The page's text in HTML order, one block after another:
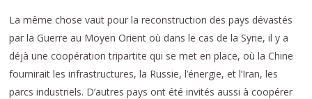
La même chose vaut pour la reconstruction des pays dévastés
par la Guerre au Moyen Orient où dans le cas de la Syrie, il y a
déjà une coopération tripartite qui se met en place, où la Chine
fournirait les infrastructures, la Russie, l’énergie, et l’Iran, les
parcs industriels. D’autres pays ont été invités aussi à coopérer